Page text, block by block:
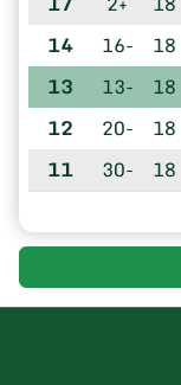
18
-16
14
18
-13
13
18
-20
12
18
-30
11